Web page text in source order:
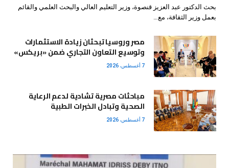
بحث الدكتور عبد العزيز قنصوة، وزير التعليم العالي والبحث العلمي والقائم
بعمل وزير الثقافة، مع…
مصر وروسيا تبحثان زيادة الاستثمارات
وتوسيع التعاون التجاري ضمن «بريكس»
7 أغسطس، 2026
مباحثات مصرية تشادية لدعم الرعاية
الصحية وتبادل الخبرات الطبية
7 أغسطس، 2026